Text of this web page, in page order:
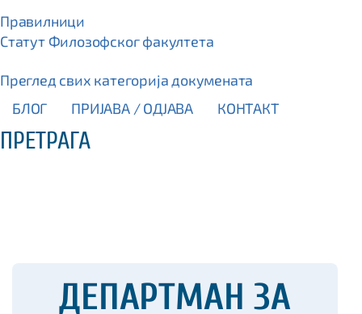
Правилници
Статут Филозофског факултета
Преглед свих категорија докумената
БЛОГ ПРИЈАВА / OДЈАВА КОНТАКТ
ПРЕТРАГА
ДЕПАРТМАН ЗА